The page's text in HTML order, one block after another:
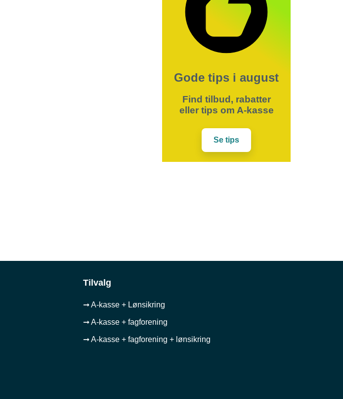
Gode tips i august
Find tilbud, rabatter
eller tips om A-kasse
Se tips
Tilvalg
➞ A-kasse + Lønsikring
➞ A-kasse + fagforening
➞ A-kasse + fagforening + lønsikring